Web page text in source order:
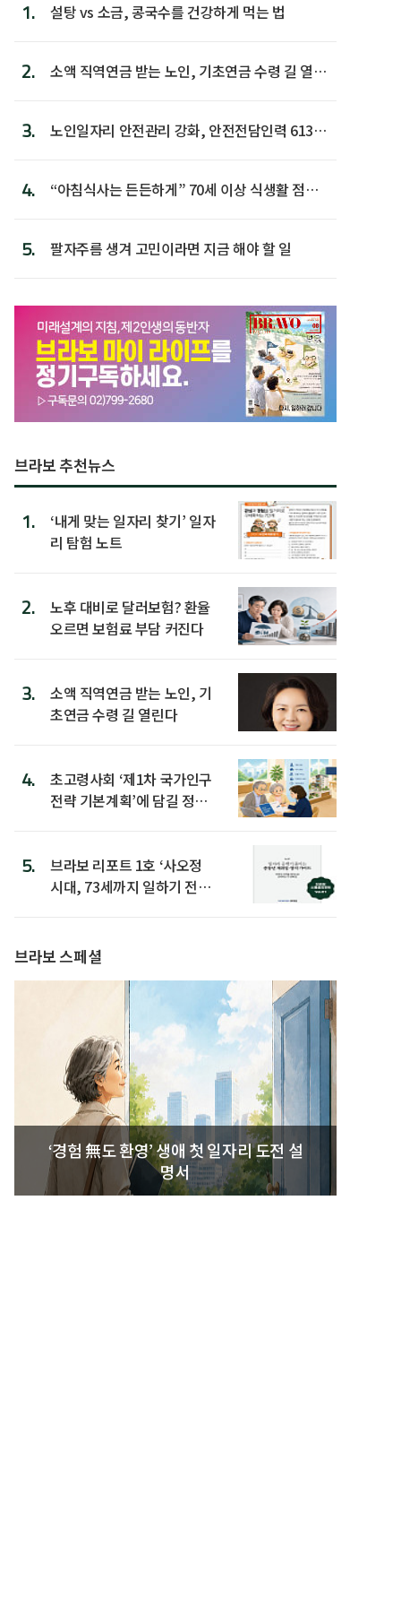
1. 설탕 vs 소금, 콩국수를 건강하게 먹는 법
2.
소액 직역연금 받는 노인, 기초연금 수령 길 열린
3.
노인일자리 안전관리 강화, 안전전담인력 613명
4.
“아침식사는 든든하게” 70세 이상 식생활 점수
5. 팔자주름 생겨 고민이라면 지금 해야 할 일
브라보 추천뉴스
1.
‘내게 맞는 일자리 찾기’ 일자
리 탐험 노트
2.
노후 대비로 달러보험? 환율
오르면 보험료 부담 커진다
3.
소액 직역연금 받는 노인, 기
초연금 수령 길 열린다
4.
초고령사회 ‘제1차 국가인구
전략 기본계획’에 담길 정책
5.
브라보 리포트 1호 ‘사오정
시대, 73세까지 일하기 전략’
브라보 스페셜
‘경험 無도 환영’ 생애 첫 일자리 도전 설
명서